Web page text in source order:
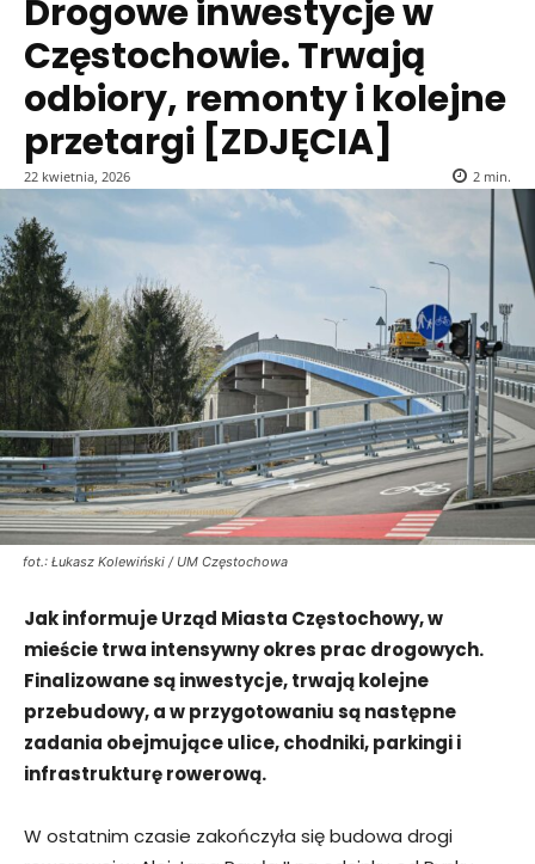
Drogowe inwestycje w
Częstochowie. Trwają
odbiory, remonty i kolejne
przetargi [ZDJĘCIA]
22 kwietnia, 2026 2 min.
fot.: Łukasz Kolewiński / UM Częstochowa
Jak informuje Urząd Miasta Częstochowy, w
mieście trwa intensywny okres prac drogowych.
Finalizowane są inwestycje, trwają kolejne
przebudowy, a w przygotowaniu są następne
zadania obejmujące ulice, chodniki, parkingi i
infrastrukturę rowerową.
W ostatnim czasie zakończyła się budowa drogi